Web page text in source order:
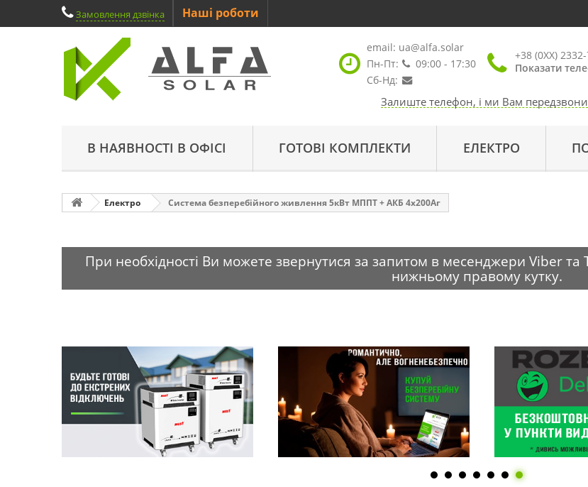
Замовлення дзвінка Наші роботи
email: ua@alfa.solar
Пн-Пт:
09:00 - 17:30
Сб-Нд:
+38 (0XX)
Показати
Залиште телефон, і ми Вам
В НАЯВНОСТІ В ОФІСІ ГОТОВІ КОМПЛЕКТИ ЕЛЕКТРО
Електро Система безперебійного живлення 5кВт МППТ + АКБ 4х200Аг
При необхідності Ви можете звернутися за запитом в месенджери Viber
нижньому правому кутку.